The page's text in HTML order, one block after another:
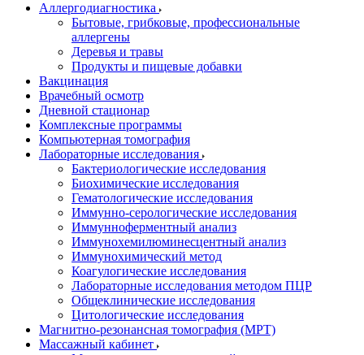
Аллергодиагностика
Бытовые, грибковые, профессиональные
аллергены
Деревья и травы
Продукты и пищевые добавки
Вакцинация
Врачебный осмотр
Дневной стационар
Комплексные программы
Компьютерная томография
Лабораторные исследования
Бактериологические исследования
Биохимические исследования
Гематологические исследования
Иммунно-серологические исследования
Иммунноферментный анализ
Иммунохемилюминесцентный анализ
Иммунохимический метод
Коагулогические исследования
Лабораторные исследования методом ПЦР
Общеклинические исследования
Цитологические исследования
Магнитно-резонансная томография (МРТ)
Массажный кабинет